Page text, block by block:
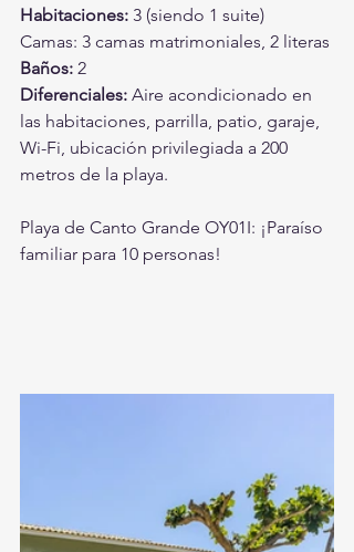
Habitaciones: 3 (siendo 1 suite)
Camas: 3 camas matrimoniales, 2 literas
Baños: 2
Diferenciales: Aire acondicionado en
las habitaciones, parrilla, patio, garaje,
Wi-Fi, ubicación privilegiada a 200
metros de la playa.
Playa de Canto Grande OY01I: ¡Paraíso
familiar para 10 personas!